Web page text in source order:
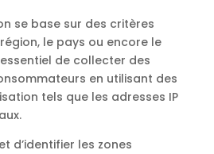
se base sur des critères
le pays ou encore le
de collecter des
en utilisant des
tels que les adresses IP
d’identifier les zones